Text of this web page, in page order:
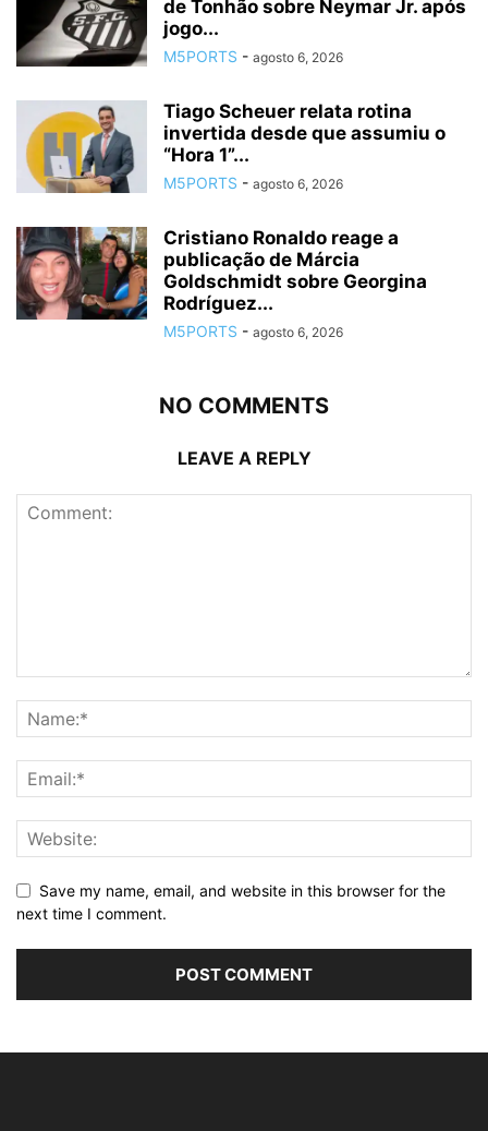
de Tonhão sobre Neymar Jr. após
jogo...
M5PORTS - agosto 6, 2026
Tiago Scheuer relata rotina
invertida desde que assumiu o
“Hora 1”...
M5PORTS - agosto 6, 2026
Cristiano Ronaldo reage a
publicação de Márcia
Goldschmidt sobre Georgina
Rodríguez...
M5PORTS - agosto 6, 2026
NO COMMENTS
LEAVE A REPLY
Save my name, email, and website in this browser for the
next time I comment.